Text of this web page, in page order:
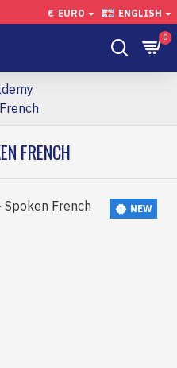
€ EURO ENGLISH
0
FRENCH
NEW